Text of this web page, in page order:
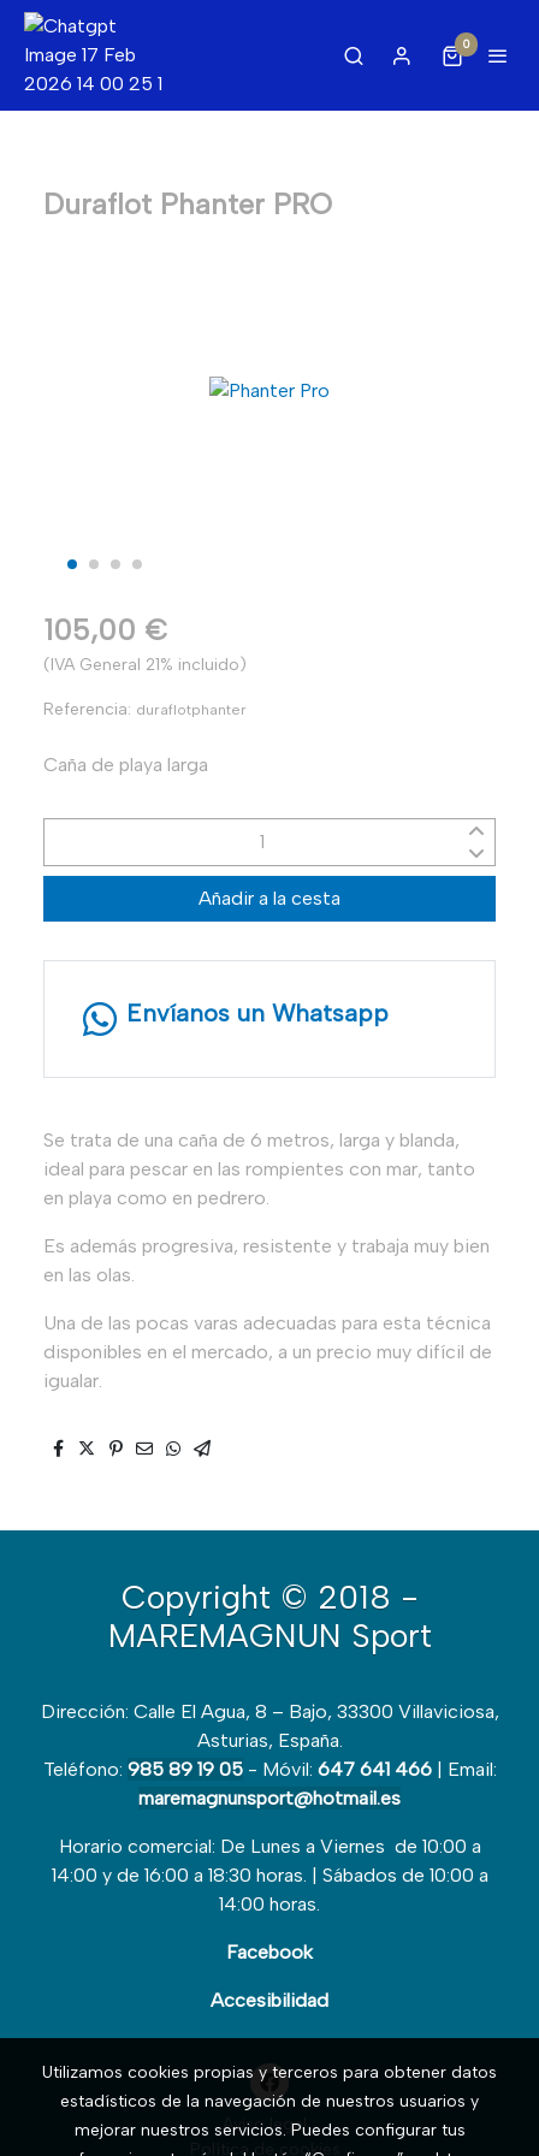
0
Duraflot Phanter PRO
105,00 €
(IVA General 21% incluido)
Referencia: duraflotphanter
Caña de playa larga
Añadir a la cesta
Envíanos un Whatsapp
Se trata de una caña de 6 metros, larga y blanda,
ideal para pescar en las rompientes con mar, tanto
en playa como en pedrero.
Es además progresiva, resistente y trabaja muy bien
en las olas.
Una de las pocas varas adecuadas para esta técnica
disponibles en el mercado, a un precio muy difícil de
igualar.
Copyright © 2018 -
MAREMAGNUN Sport
Dirección: Calle El Agua, 8 – Bajo, 33300 Villaviciosa,
Asturias, España.
Teléfono: 985 89 19 05- Móvil: 647 641 466| Email:
maremagnunsport@hotmail.es
Horario comercial: De Lunes a Viernes de 10:00 a
14:00 y de 16:00 a 18:30 horas. | Sábados de 10:00 a
14:00 horas.
Facebook
Accesibilidad
Aviso legal
Política de cookies
Utilizamos cookies propias y terceros para obtener datos
estadísticos de la navegación de nuestros usuarios y
mejorar nuestros servicios. Puedes configurar tus